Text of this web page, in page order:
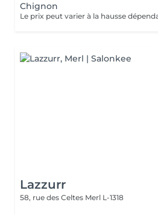
Chignon
Lazzurr
58, rue des Celtes Merl L-1318